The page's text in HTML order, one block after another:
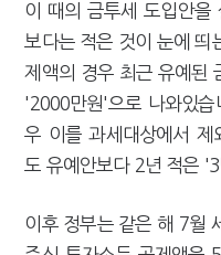
이 때의 금투세 도입안을
보다는 적은 것이 눈에 띄
제액의 경우 최근 유예된
'2000만원'으로 나와있
우 이를 과세대상에서 제
도 유예안보다 2년 적은
이후 정부는 같은 해 7월